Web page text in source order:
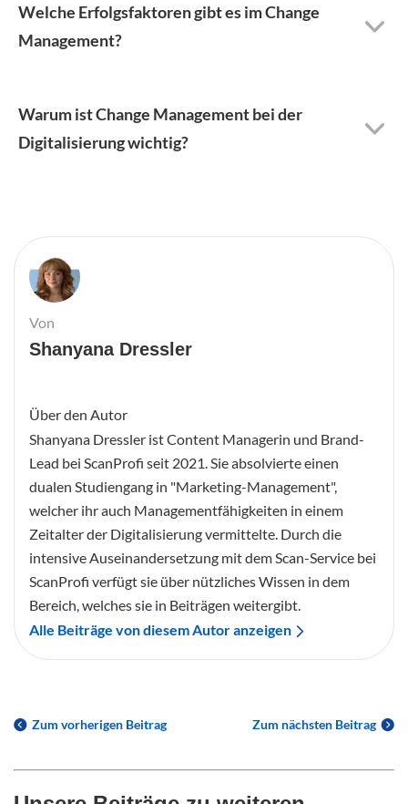
Welche Erfolgsfaktoren gibt es im Change
Management?
Warum ist Change Management bei der
Digitalisierung wichtig?
Von
Shanyana Dressler
Über den Autor
Shanyana Dressler ist Content Managerin und Brand-
Lead bei ScanProfi seit 2021. Sie absolvierte einen
dualen Studiengang in "Marketing-Management",
welcher ihr auch Managementfähigkeiten in einem
Zeitalter der Digitalisierung vermittelte. Durch die
intensive Auseinandersetzung mit dem Scan-Service bei
ScanProfi verfügt sie über nützliches Wissen in dem
Bereich, welches sie in Beiträgen weitergibt.
Alle Beiträge von diesem Autor anzeigen
Zum vorherigen Beitrag Zum nächsten Beitrag